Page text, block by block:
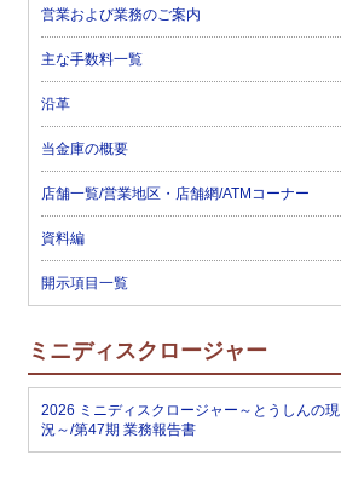
営業および業務のご案内
主な手数料一覧
沿革
当金庫の概要
店舗一覧/営業地区・店舗網/ATMコーナー
資料編
開示項目一覧
ミニディスクロージャー
2026 ミニディスクロージャー～とうしんの現
況～/第47期 業務報告書